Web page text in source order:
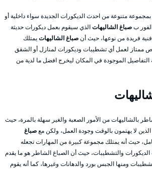
متنوعة من احدث الديكورات الجديدة سواء داخلية أو
بصباغ الشاليهاتالذي سيقوم بعمل ديكورات حديثة
فريدة من نوعها، حيث أنصباغ الشاليهاتيمتلك
ممتاز لعمل أي تشطيبات وديكورات لمنازل أو الشقق
التفاصيل الموجودة في المكان ليخرج افضل ما لدية من
بالشاليهات من الأمور الصعبة والغير سهلة بالمرة، حيث
لا يهتمون بالوقت وجودة العمل، ولكن معصباغ
حيث أنه يمتلك مجموعة كبيرة من المهارات تجعله
الديكورات والتشطيبات، حيث أن الصباغ الشاطر هو ما يقدم
ومنها الجبس بورد والدهانات وغيرها، كما أنه يقوم